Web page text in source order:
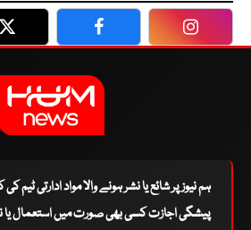
Twitter Facebook
ہم نیوز پر شائع یا نشر ہونے والا مواد ادارتی ٹیم
پیشگی اجازت کسی بھی صورت میں استعمال یا